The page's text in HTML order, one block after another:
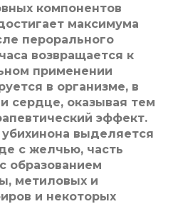
компонентов
максимума
перорального
возвращается к
применении
в организме, в
сердце, оказывая тем
эффект.
выделяется
с желчью, часть
образованием
метиловых и
и некоторых